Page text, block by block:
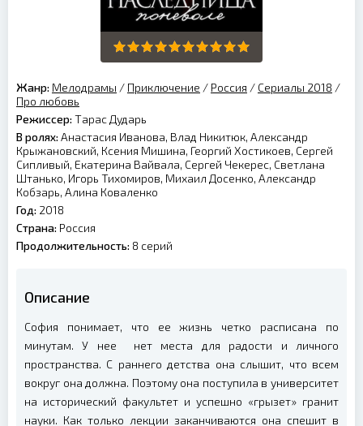
Жанр: Мелодрамы / Приключение / Россия / Сериалы 2018 /
Про любовь
Режиссер: Тарас Дударь
В ролях: Анастасия Иванова, Влад Никитюк, Александр
Крыжановский, Ксения Мишина, Георгий Хостикоев, Сергей
Сипливый, Екатерина Вайвала, Сергей Чекерес, Светлана
Штанько, Игорь Тихомиров, Михаил Досенко, Александр
Кобзарь, Алина Коваленко
Год: 2018
Страна: Россия
Продолжительность: 8 серий
Описание
София понимает, что ее жизнь четко расписана по
минутам. У нее нет места для радости и личного
пространства. С раннего детства она слышит, что всем
вокруг она должна. Поэтому она поступила в университет
на исторический факультет и успешно «грызет» гранит
науки. Как только лекции заканчиваются она спешит в